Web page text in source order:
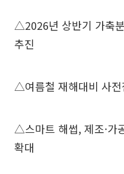
△2026년 상반기 가축
추진
△여름철 재해대비 사전
△스마트 해썹, 제조·가
확대